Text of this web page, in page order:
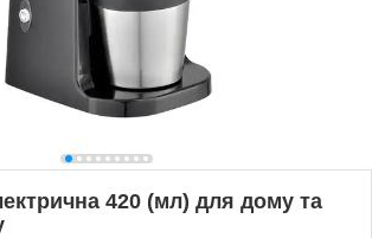
420 (мл) для дому та